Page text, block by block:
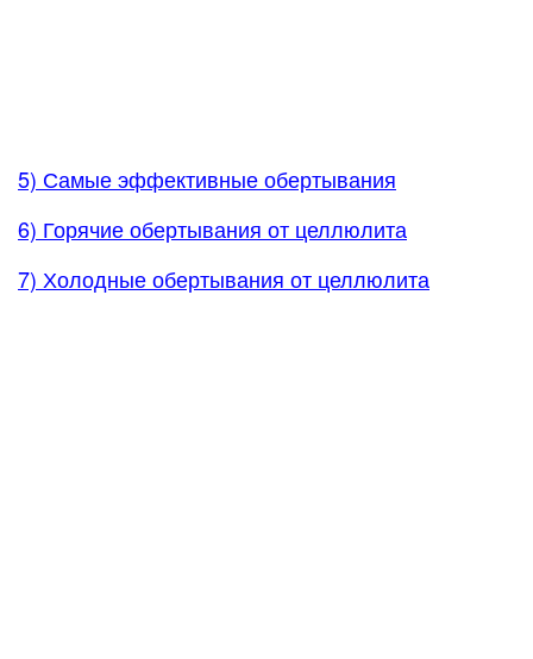
5) Самые эффективные обертывания
6) Горячие обертывания от целлюлита
7) Холодные обертывания от целлюлита